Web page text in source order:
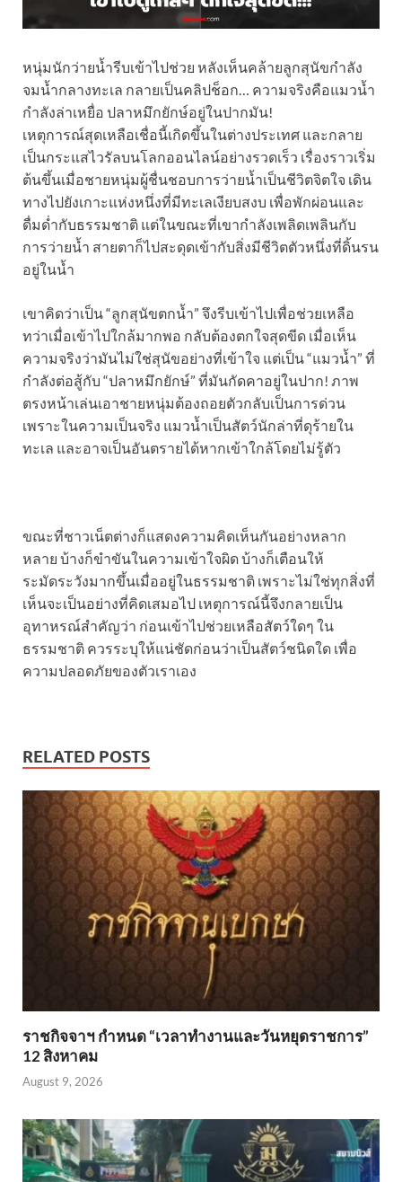
หนุ่มนักว่ายน้ำรีบเข้าไปช่วย หลังเห็นคล้ายลูกสุนัขกำลัง
จมน้ำกลางทะเล กลายเป็นคลิปช็อก… ความจริงคือแมวน้ำ
กำลังล่าเหยื่อ ปลาหมึกยักษ์อยู่ในปากมัน!
เหตุการณ์สุดเหลือเชื่อนี้เกิดขึ้นในต่างประเทศ และกลาย
เป็นกระแสไวรัลบนโลกออนไลน์อย่างรวดเร็ว เรื่องราวเริ่ม
ต้นขึ้นเมื่อชายหนุ่มผู้ชื่นชอบการว่ายน้ำเป็นชีวิตจิตใจ เดิน
ทางไปยังเกาะแห่งหนึ่งที่มีทะเลเงียบสงบ เพื่อพักผ่อนและ
ดื่มด่ำกับธรรมชาติ แต่ในขณะที่เขากำลังเพลิดเพลินกับ
การว่ายน้ำ สายตาก็ไปสะดุดเข้ากับสิ่งมีชีวิตตัวหนึ่งที่ดิ้นรน
อยู่ในน้ำ
เขาคิดว่าเป็น “ลูกสุนัขตกน้ำ” จึงรีบเข้าไปเพื่อช่วยเหลือ
ทว่าเมื่อเข้าไปใกล้มากพอ กลับต้องตกใจสุดขีด เมื่อเห็น
ความจริงว่ามันไม่ใช่สุนัขอย่างที่เข้าใจ แต่เป็น “แมวน้ำ” ที่
กำลังต่อสู้กับ “ปลาหมึกยักษ์” ที่มันกัดคาอยู่ในปาก! ภาพ
ตรงหน้าเล่นเอาชายหนุ่มต้องถอยตัวกลับเป็นการด่วน
เพราะในความเป็นจริง แมวน้ำเป็นสัตว์นักล่าที่ดุร้ายใน
ทะเล และอาจเป็นอันตรายได้หากเข้าใกล้โดยไม่รู้ตัว
ขณะที่ชาวเน็ตต่างก็แสดงความคิดเห็นกันอย่างหลาก
หลาย บ้างก็ขำขันในความเข้าใจผิด บ้างก็เตือนให้
ระมัดระวังมากขึ้นเมื่ออยู่ในธรรมชาติ เพราะไม่ใช่ทุกสิ่งที่
เห็นจะเป็นอย่างที่คิดเสมอไป เหตุการณ์นี้จึงกลายเป็น
อุทาหรณ์สำคัญว่า ก่อนเข้าไปช่วยเหลือสัตว์ใดๆ ใน
ธรรมชาติ ควรระบุให้แน่ชัดก่อนว่าเป็นสัตว์ชนิดใด เพื่อ
ความปลอดภัยของตัวเราเอง
RELATED POSTS
ราชกิจจาฯ กำหนด “เวลาทำงานและวันหยุดราชการ”
12 สิงหาคม
August 9, 2026